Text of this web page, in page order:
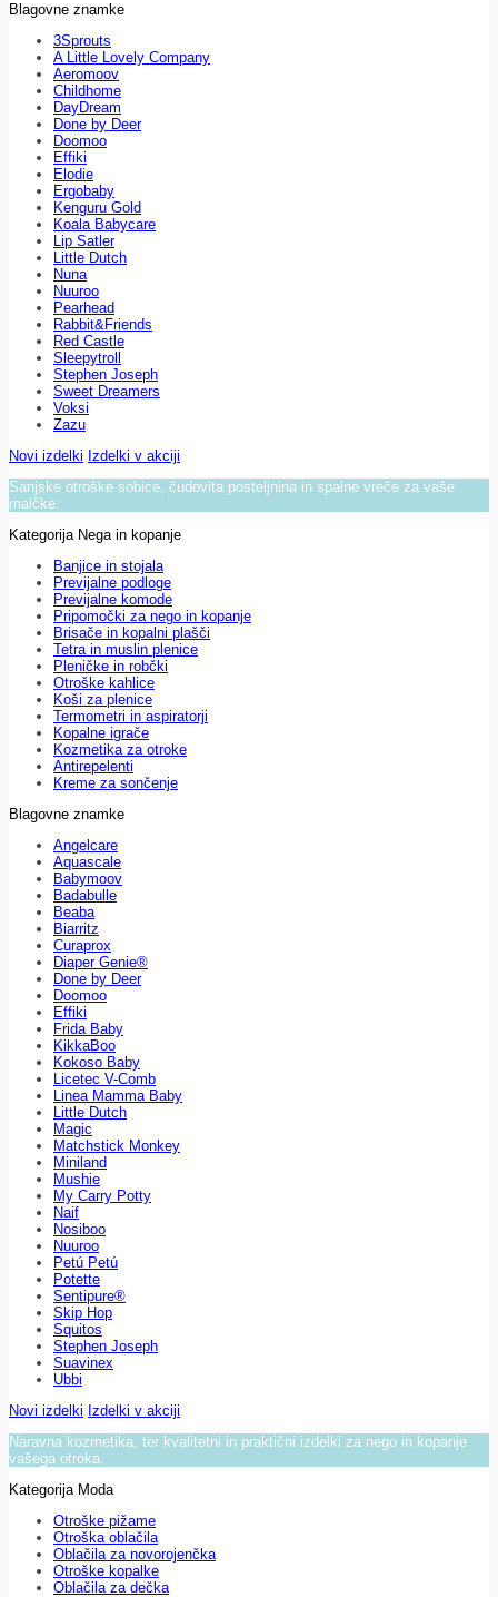
Blagovne znamke
3Sprouts
A Little Lovely Company
Aeromoov
Childhome
DayDream
Done by Deer
Doomoo
Effiki
Elodie
Ergobaby
Kenguru Gold
Koala Babycare
Lip Satler
Little Dutch
Nuna
Nuuroo
Pearhead
Rabbit&Friends
Red Castle
Sleepytroll
Stephen Joseph
Sweet Dreamers
Voksi
Zazu
Novi izdelki Izdelki v akciji
Sanjske otroške sobice, čudovita posteljnina in spalne vreče za vaše
malčke.
Kategorija Nega in kopanje
Banjice in stojala
Previjalne podloge
Previjalne komode
Pripomočki za nego in kopanje
Brisače in kopalni plašči
Tetra in muslin plenice
Pleničke in robčki
Otroške kahlice
Koši za plenice
Termometri in aspiratorji
Kopalne igrače
Kozmetika za otroke
Antirepelenti
Kreme za sončenje
Blagovne znamke
Angelcare
Aquascale
Babymoov
Badabulle
Beaba
Biarritz
Curaprox
Diaper Genie®
Done by Deer
Doomoo
Effiki
Frida Baby
KikkaBoo
Kokoso Baby
Licetec V-Comb
Linea Mamma Baby
Little Dutch
Magic
Matchstick Monkey
Miniland
Mushie
My Carry Potty
Naif
Nosiboo
Nuuroo
Petú Petú
Potette
Sentipure®
Skip Hop
Squitos
Stephen Joseph
Suavinex
Ubbi
Novi izdelki Izdelki v akciji
Naravna kozmetika, ter kvalitetni in praktični izdelki za nego in kopanje
vašega otroka.
Kategorija Moda
Otroške pižame
Otroška oblačila
Oblačila za novorojenčka
Otroške kopalke
Oblačila za dečka